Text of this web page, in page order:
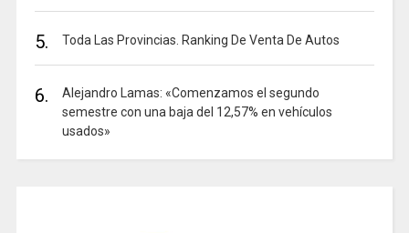
5. Toda Las Provincias. Ranking De Venta De Autos
6.
Alejandro Lamas: «Comenzamos el segundo
semestre con una baja del 12,57% en vehículos
usados»